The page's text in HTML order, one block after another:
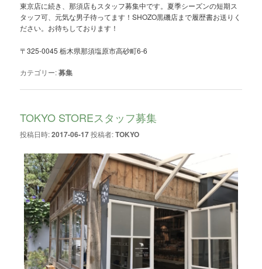
東京店に続き、那須店もスタッフ募集中です。夏季シーズンの短期ス
タッフ可、元気な男子待ってます！SHOZO黒磯店まで履歴書お送りく
ださい。お待ちしております！
〒325-0045 栃木県那須塩原市高砂町6-6
カテゴリー:募集
TOKYO STOREスタッフ募集
投稿日時:2017-06-17投稿者:TOKYO